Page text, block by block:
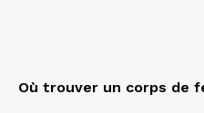
Où trouver un corps de